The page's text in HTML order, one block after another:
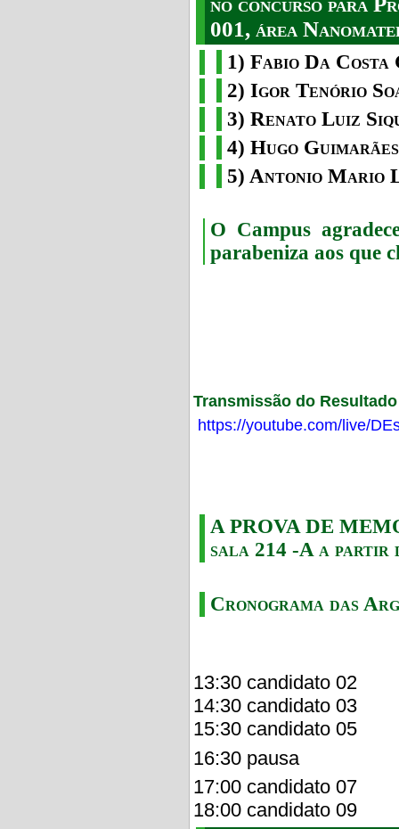
001, área
1) Fabio Da
2) Igor Tenório
3) Renato Luiz
4) Hugo
5) Antonio Mario
O Campus
parabeniza aos que
Transmissão do
https://youtube.com/live/
A PROVA DE
sala 214 -A a partir
Cronograma das
13:30 candidato 02
14:30 candidato 03
15:30 candidato 05
16:30 pausa
17:00 candidato 07
18:00 candidato 09